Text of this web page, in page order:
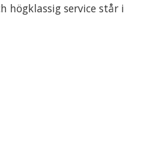
högklassig service står i